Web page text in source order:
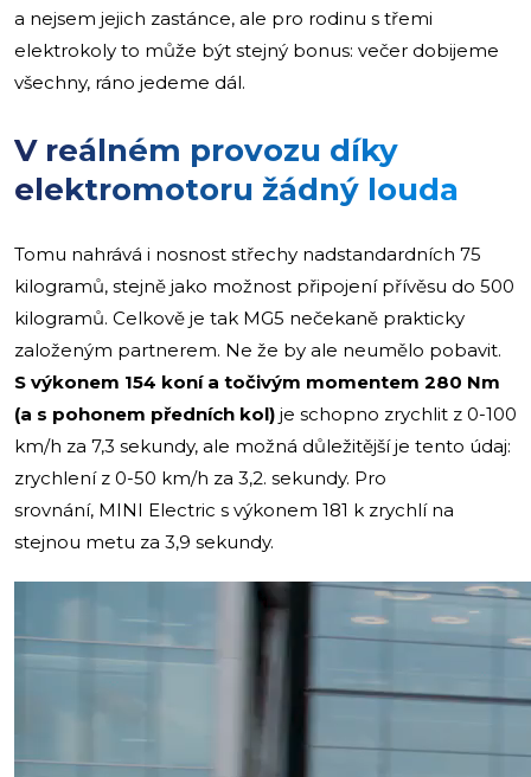
a nejsem jejich zastánce, ale pro rodinu s třemi
elektrokoly to může být stejný bonus: večer dobijeme
všechny, ráno jedeme dál.
V reálném provozu díky
elektromotoru žádný louda
Tomu nahrává i nosnost střechy nadstandardních 75
kilogramů, stejně jako možnost připojení přívěsu do 500
kilogramů. Celkově je tak MG5 nečekaně prakticky
založeným partnerem. Ne že by ale neumělo pobavit.
S výkonem 154 koní a točivým momentem 280 Nm
(a s pohonem předních kol) je schopno zrychlit z 0-100
km/h za 7,3 sekundy, ale možná důležitější je tento údaj:
zrychlení z 0-50 km/h za 3,2. sekundy. Pro
srovnání, MINI Electric s výkonem 181 k zrychlí na
stejnou metu za 3,9 sekundy.